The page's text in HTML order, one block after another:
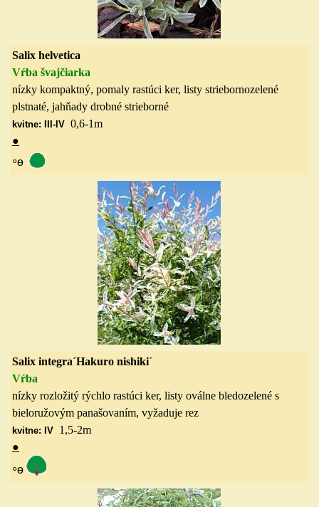
Salix helvetica
Vŕba švajčiarka
nízky kompaktný, pomaly rastúci ker, listy striebornozelené
plstnaté, jahňady drobné strieborné
kvitne: III-IV 0,6-1m
●
◦ө
Salix integra´Hakuro nishiki´
Vŕba
nízky rozložitý rýchlo rastúci ker, listy oválne bledozelené s
bieloružovým panašovaním, vyžaduje rez
kvitne: IV 1,5-2m
●
◦ө